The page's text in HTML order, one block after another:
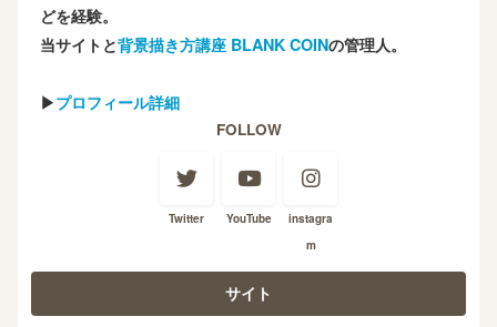
どを経験。
当サイトと背景描き方講座 BLANK COINの管理人。
▶プロフィール詳細
FOLLOW
Twitter YouTube
instagra
m